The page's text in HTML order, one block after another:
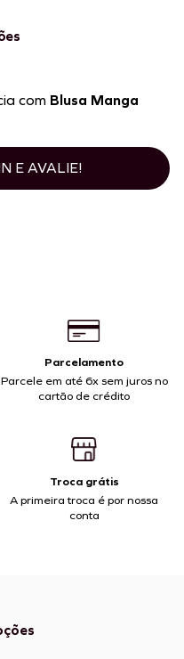
com Blusa Manga
E AVALIE!
Parcelamento
Parcele em até 6x sem juros no
cartão de crédito
Troca grátis
A primeira troca é por nossa
conta